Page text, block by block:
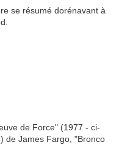
se résumé dorénavant à
de Force" (1977 - ci-
de James Fargo, "Bronco